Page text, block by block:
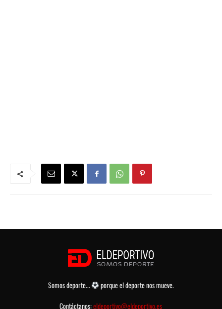
Somos deporte...
porque el deporte nos mueve.
Contáctanos:eldeportivo@eldeportivo.es